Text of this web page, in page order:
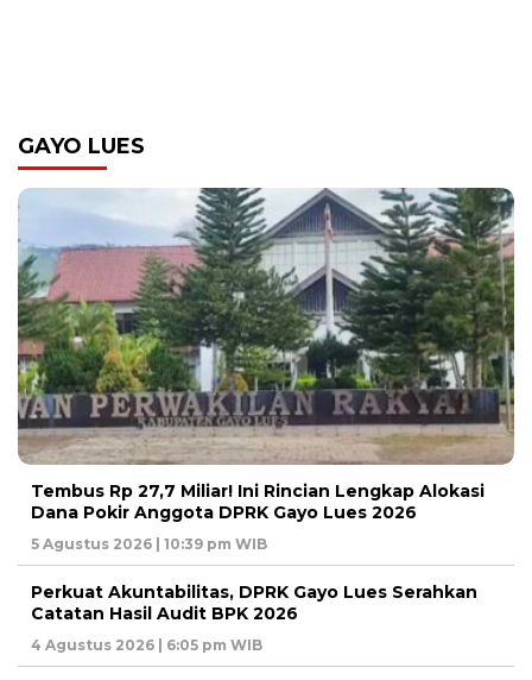
GAYO LUES
Tembus Rp 27,7 Miliar! Ini Rincian Lengkap Alokasi
Dana Pokir Anggota DPRK Gayo Lues 2026
5 Agustus 2026 | 10:39 pm WIB
Perkuat Akuntabilitas, DPRK Gayo Lues Serahkan
Catatan Hasil Audit BPK 2026
4 Agustus 2026 | 6:05 pm WIB